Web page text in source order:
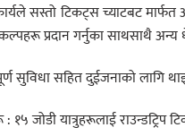
सस्तो टिकट्स च्याटबट मार्फत
प्रदान गर्नुका साथसाथै
सहित दुईजनाको लागि
जोडी यात्रुहरूलाई राउन्डट्रिप